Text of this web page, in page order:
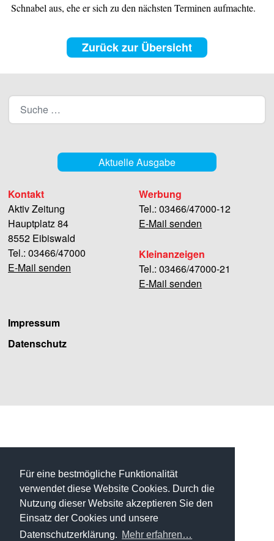
Für eine bestmögliche Funktionalität
verwendet diese Website Cookies. Durch die
Nutzung dieser Website akzeptieren Sie den
Einsatz der Cookies und unsere
Datenschutzerklärung. Mehr erfahren…
Schnabel aus, ehe er sich zu den nächsten Terminen aufmachte.
Zurück zur Übersicht
Aktuelle Ausgabe
Kontakt
Aktiv Zeitung
Hauptplatz 84
8552 Eibiswald
Tel.: 03466/47000
E-Mail senden
Werbung
Tel.: 03466/47000-12
E-Mail senden
Kleinanzeigen
Tel.: 03466/47000-21
E-Mail senden
Impressum
Datenschutz